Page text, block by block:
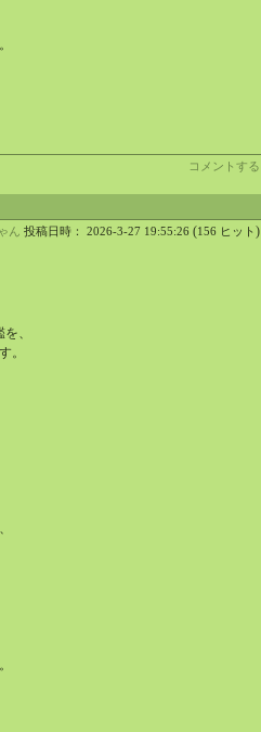
コメントする
ん 投稿日時： 2026-3-27 19:55:26 (156 ヒット)
、
。